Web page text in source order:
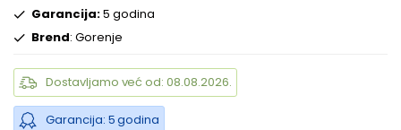
Garancija:5 godina
Brend: Gorenje
Dostavljamo već od: 08.08.2026.
Garancija: 5 godina